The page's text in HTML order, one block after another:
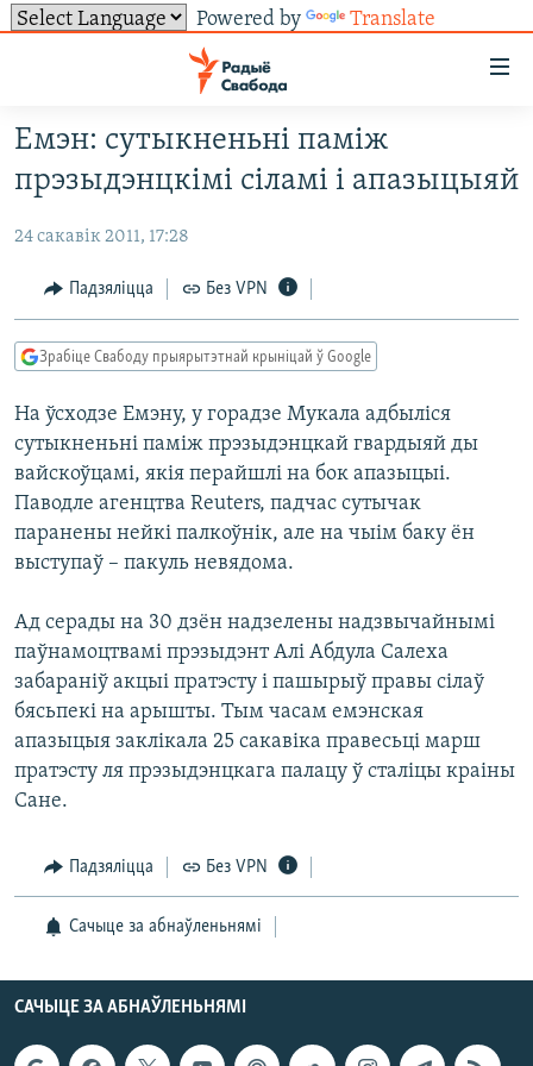
Powered by Translate
ўнівэрсальнага
доступу
да
галоўнага
Перайсьці
да
галоўнай
навігацыі
Перайсьці
да
пошуку
ВІДЭА І ФОТА
ЛЮДЗІ
ЭКАНОМІКА
ВАЙНА
ПАЛІТВЯЗЬНІ
КУЛЬТУРА
ТОЛЬКІ НА СВАБОДЗЕ
ТЭСТЫ
БЛОГІ
ПАДКАСТЫ
КНІГІ
PREMIUM
МОВА
СУВЯЗЬ
АБЫСЬЦІ БЛЯКАВАНЬНЕ
ПАДПІСАЦЦА
ПАДКАСТЫ
FACEBOOK
САЧЫЦЕ ЗА АБНАЎЛЕНЬНЯМІ
Усе сайты РС/РСЭ
Емэн: сутыкненьні паміж
прэзыдэнцкімі сіламі і апазыцыяй
24 сакавік 2011, 17:28
Падзяліцца Без VPN
Зрабіце Свабоду прыярытэтнай крыніцай ў Google
На ўсходзе Емэну, у горадзе Мукала адбыліся
сутыкненьні паміж прэзыдэнцкай гвардыяй ды
вайскоўцамі, якія перайшлі на бок апазыцыі.
Паводле агенцтва Reuters, падчас сутычак
паранены нейкі палкоўнік, але на чыім баку ён
выступаў – пакуль невядома.
Ад серады на 30 дзён надзелены надзвычайнымі
паўнамоцтвамі прэзыдэнт Алі Абдула Салеха
забараніў акцыі пратэсту і пашырыў правы сілаў
бясьпекі на арышты. Тым часам емэнская
апазыцыя заклікала 25 сакавіка правесьці марш
пратэсту ля прэзыдэнцкага палацу ў сталіцы краіны
Сане.
Падзяліцца Без VPN
Сачыце за абнаўленьнямі
САЧЫЦЕ ЗА АБНАЎЛЕНЬНЯМІ